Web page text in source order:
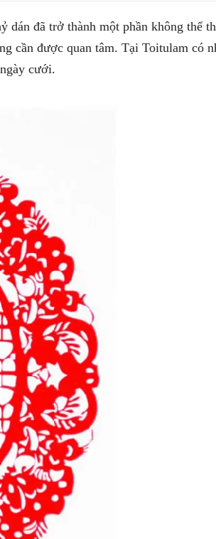
dán đã trở thành một phần không thể
cần được quan tâm. Tại Toitulam có
cưới.